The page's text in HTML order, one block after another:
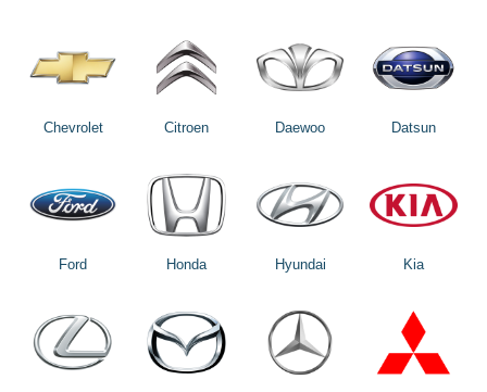
Chevrolet Citroen Daewoo Datsun
Ford Honda Hyundai Kia